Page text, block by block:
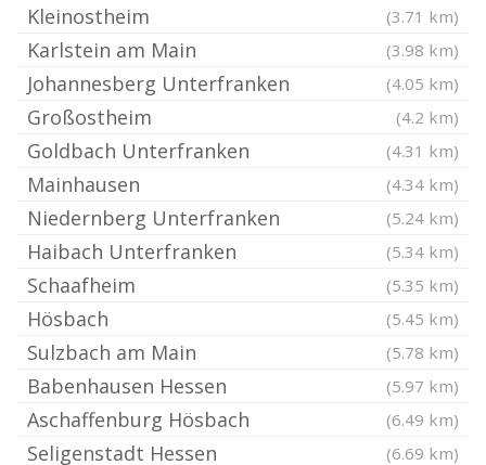
Kleinostheim (3.71 km)
Karlstein am Main (3.98 km)
Johannesberg Unterfranken (4.05 km)
Großostheim (4.2 km)
Goldbach Unterfranken (4.31 km)
Mainhausen (4.34 km)
Niedernberg Unterfranken (5.24 km)
Haibach Unterfranken (5.34 km)
Schaafheim (5.35 km)
Hösbach (5.45 km)
Sulzbach am Main (5.78 km)
Babenhausen Hessen (5.97 km)
Aschaffenburg Hösbach (6.49 km)
Seligenstadt Hessen (6.69 km)